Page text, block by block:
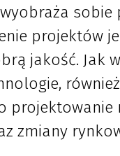
sobie
projektów
jakość. Jak
projektowanie
zmiany